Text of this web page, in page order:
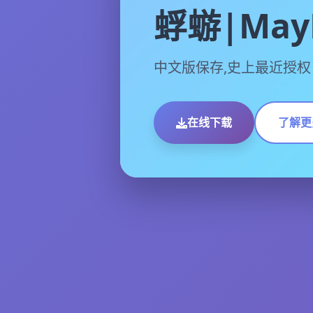
蜉蝣
中文版保存,史上最近授权
在线下载 了解